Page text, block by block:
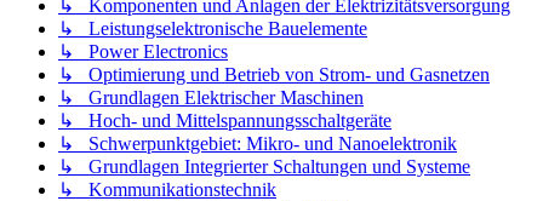
↳ Komponenten und Anlagen der Elektrizitätsversorgung
↳ Leistungselektronische Bauelemente
↳ Power Electronics
↳ Optimierung und Betrieb von Strom- und Gasnetzen
↳ Grundlagen Elektrischer Maschinen
↳ Hoch- und Mittelspannungsschaltgeräte
↳ Schwerpunktgebiet: Mikro- und Nanoelektronik
↳ Grundlagen Integrierter Schaltungen und Systeme
↳ Kommunikationstechnik